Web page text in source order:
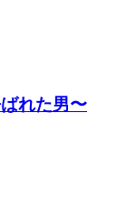
れた男〜